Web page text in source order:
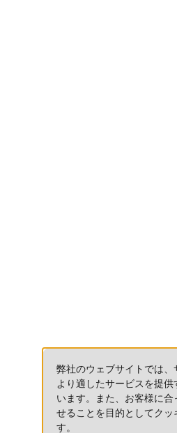
弊社のウェブサイトでは
より適したサービスを提
います。また、お客様に
せることを目的としてクッ
す。